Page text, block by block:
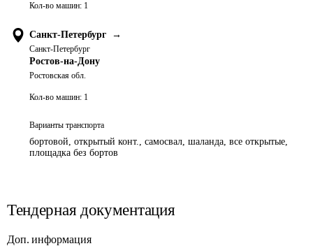
Кол-во машин: 1
Санкт-Петербург →
Санкт-Петербург
Ростов-на-Дону
Ростовская обл.
Кол-во машин: 1
Варианты транспорта
бортовой, открытый конт., самосвал, шаланда, все открытые,
площадка без бортов
Тендерная документация
Доп. информация